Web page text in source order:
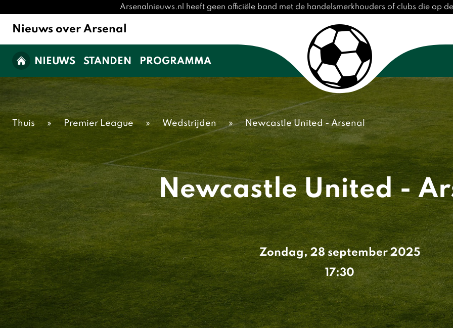
Arsenalnieuws.nl heeft geen officiële band met de handelsmerkhouders of clubs die op
Nieuws over Arsenal
NIEUWS STANDEN PROGRAMMA
Thuis » Premier League » Wedstrijden » Newcastle United - Arsenal
Newcastle United -
Zondag, 28 september 2025
17:30